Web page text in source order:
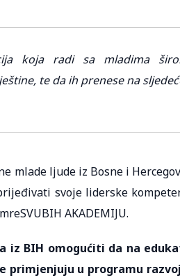
koja radi sa mladima
te da ih prenese na
mlade ljude iz Bosne i
svoje liderske
AKADEMIJU.
iz BIH omogućiti da na
primjenjuju u programu